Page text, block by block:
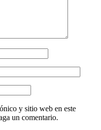
y sitio web en este
un comentario.